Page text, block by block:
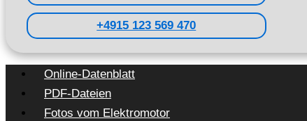
+4915 123 569 470
Online-Datenblatt
PDF-Dateien
Fotos vom Elektromotor